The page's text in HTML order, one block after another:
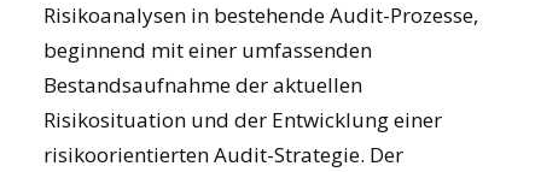
Risikoanalysen in bestehende Audit-Prozesse,
beginnend mit einer umfassenden
Bestandsaufnahme der aktuellen
Risikosituation und der Entwicklung einer
risikoorientierten Audit-Strategie. Der